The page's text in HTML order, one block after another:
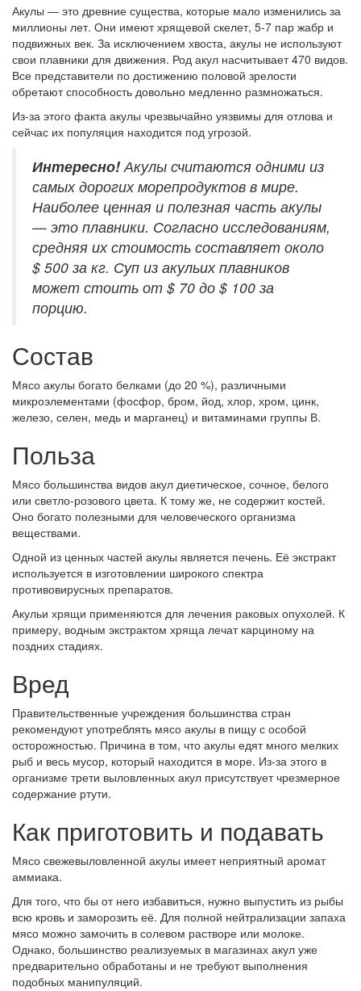
Акулы — это древние существа, которые мало изменились за
миллионы лет. Они имеют хрящевой скелет, 5-7 пар жабр и
подвижных век. За исключением хвоста, акулы не используют
свои плавники для движения. Род акул насчитывает 470 видов.
Все представители по достижению половой зрелости
обретают способность довольно медленно размножаться.
Из-за этого факта акулы чрезвычайно уязвимы для отлова и
сейчас их популяция находится под угрозой.
Интересно!Акулы считаются одними из
самых дорогих морепродуктов в мире.
Наиболее ценная и полезная часть акулы
— это плавники. Согласно исследованиям,
средняя их стоимость составляет около
$ 500 за кг. Суп из акульих плавников
может стоить от $ 70 до $ 100 за
порцию.
Состав
Мясо акулы богато белками (до 20 %), различными
микроэлементами (фосфор, бром, йод, хлор, хром, цинк,
железо, селен, медь и марганец) и витаминами группы В.
Польза
Мясо большинства видов акул диетическое, сочное, белого
или светло-розового цвета. К тому же, не содержит костей.
Оно богато полезными для человеческого организма
веществами.
Одной из ценных частей акулы является печень. Её экстракт
используется в изготовлении широкого спектра
противовирусных препаратов.
Акульи хрящи применяются для лечения раковых опухолей. К
примеру, водным экстрактом хряща лечат карциному на
поздних стадиях.
Вред
Правительственные учреждения большинства стран
рекомендуют употреблять мясо акулы в пищу с особой
осторожностью. Причина в том, что акулы едят много мелких
рыб и весь мусор, который находится в море. Из-за этого в
организме трети выловленных акул присутствует чрезмерное
содержание ртути.
Как приготовить и подавать
Мясо свежевыловленной акулы имеет неприятный аромат
аммиака.
Для того, что бы от него избавиться, нужно выпустить из рыбы
всю кровь и заморозить её. Для полной нейтрализации запаха
мясо можно замочить в солевом растворе или молоке.
Однако, большинство реализуемых в магазинах акул уже
предварительно обработаны и не требуют выполнения
подобных манипуляций.